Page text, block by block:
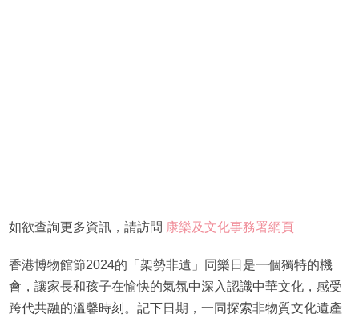
如欲查詢更多資訊，請訪問 康樂及文化事務署網頁
香港博物館節2024的「架勢非遺」同樂日是一個獨特的機
會，讓家長和孩子在愉快的氣氛中深入認識中華文化，感受
跨代共融的溫馨時刻。記下日期，一同探索非物質文化遺產